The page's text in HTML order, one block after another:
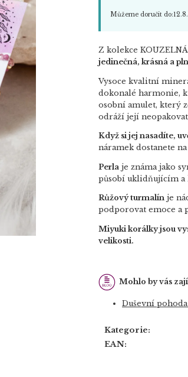
Můžeme doručit do:
Z kolekce
jedinečná, krásná a
Vysoce kvalitní
dokonalé harmonie,
osobní amulet, který
odráží její
Když si jej nasadíte,
náramek dostanete
Perla je známa jako
působí uklidňujícím a
Růžový turmalín je
podporovat emoce a
Miyuki korálky jsou
velikosti.
Mohlo by vás
Duševní pohoda
Kategorie:
EAN: